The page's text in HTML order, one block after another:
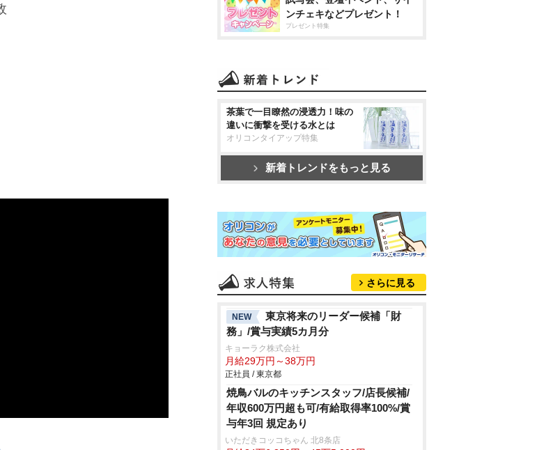
ンチェキなどプレゼント！
プレゼント特集
茶葉で一目瞭然の浸透力！味の
違いに衝撃を受ける水とは
オリコンタイアップ特集
新着トレンドをもっと見る
さらに見る
NEW
東京将来のリーダー候補「財
務」/賞与実績5カ月分
キョーラク株式会社
月給29万円～38万円
正社員 / 東京都
焼鳥バルのキッチンスタッフ/店長候補/
年収600万円超も可/有給取得率100%/賞
与年3回 規定あり
いただきコッコちゃん 北8条店